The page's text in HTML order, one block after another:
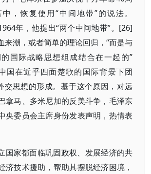
，恢复使用“中间地带”的说法。
年，他提出“两个中间地带”。[26]
来潮，或者简单的理论回归，“而是与
国际战略思想组成结合在一起的”
国在近乎四面楚歌的国际背景下团
交思想的形成。基于这个原因，对远
拿马、多米尼加的反美斗争，毛泽东
央委员会主席身份发表声明，热情表
国家都面临巩固政权、发展经济的共
济技术援助，帮助其摆脱经济困境，